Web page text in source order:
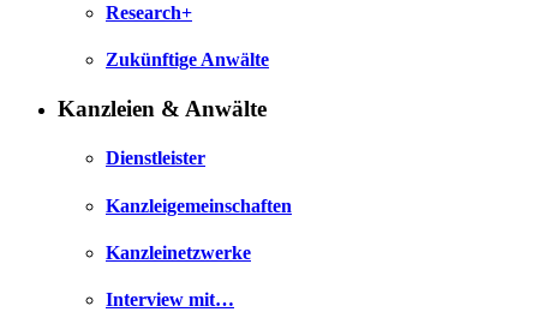
Research+
Zukünftige Anwälte
Kanzleien & Anwälte
Dienstleister
Kanzleigemeinschaften
Kanzleinetzwerke
Interview mit…